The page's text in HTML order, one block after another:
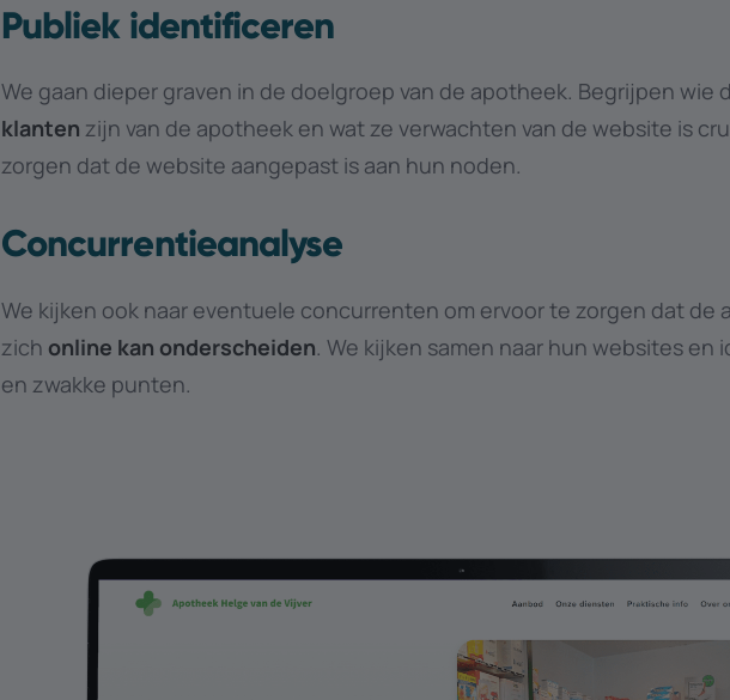
Publiek identificeren
We gaan dieper graven in de doelgroep van de apotheek. Begrijpen wie
klanten zijn van de apotheek en wat ze verwachten van de website is
zorgen dat de website aangepast is aan hun noden.
Concurrentieanalyse
We kijken ook naar eventuele concurrenten om ervoor te zorgen dat de
zich online kan onderscheiden. We kijken samen naar hun websites
en zwakke punten.